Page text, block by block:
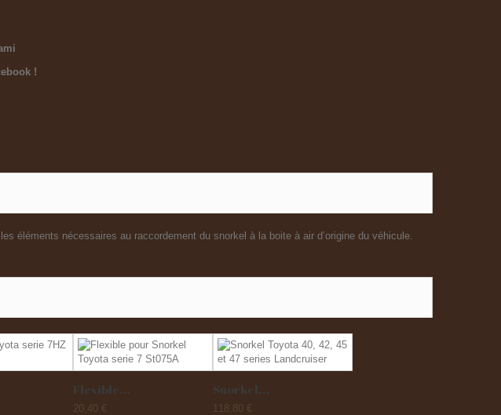
!
éléments nécessaires au raccordement du snorkel à la boite à air d’origine du véhicule.
Flexible...
20,40 €
Snorkel...
118,80 €